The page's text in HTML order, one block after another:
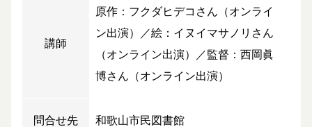
講師
原作：フクダヒデコさん（オンライ
ン出演）／絵：イヌイマサノリさん
（オンライン出演）／監督：西岡眞
博さん（オンライン出演）
問合せ先 和歌山市民図書館